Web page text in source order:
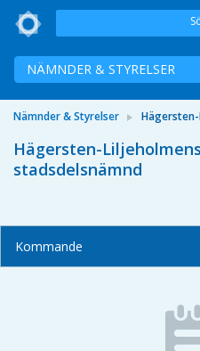
NÄMNDER & STYRELSER
Nämnder & Styrelser
Hägersten-Liljeholmens
stadsdelsnämnd
Kommande